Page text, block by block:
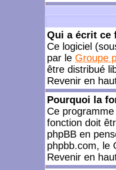
Qui a écrit ce
Ce logiciel
par le Groupe
être distribué
Revenir en
Pourquoi la
Ce
fonction doit
phpBB en
phpbb.com, le
Revenir en